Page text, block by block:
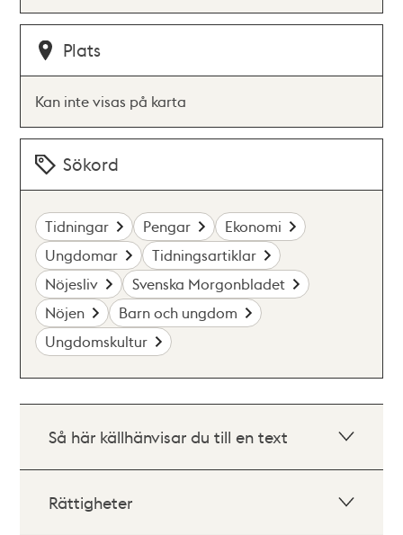
Plats
Kan inte visas på karta
Sökord
Tidningar Pengar
Ekonomi
Ungdomar
Tidningsartiklar
Nöjesliv
Svenska Morgonbladet
Nöjen
Barn och ungdom
Ungdomskultur
Så här källhänvisar du till en text
Rättigheter